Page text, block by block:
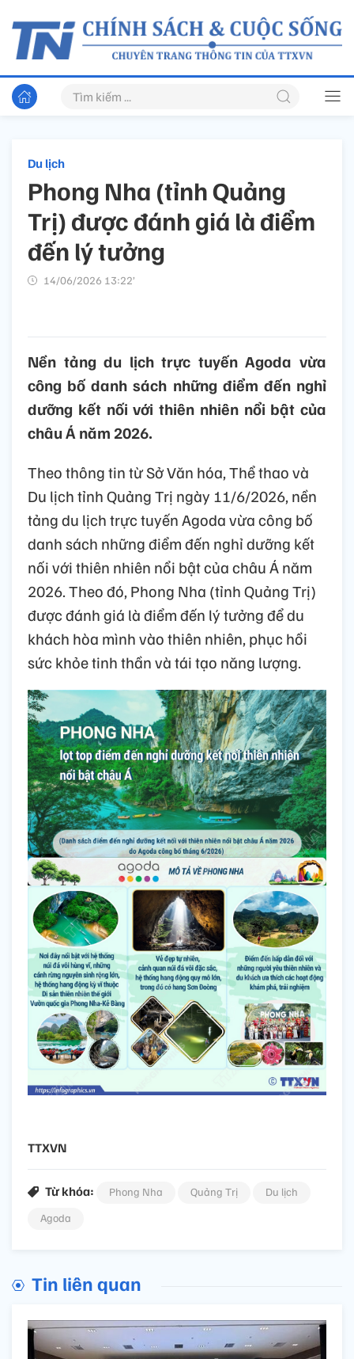
Du lịch
Phong Nha (tỉnh Quảng
Trị) được đánh giá là điểm
đến lý tưởng
14/06/2026 13:22’
Nền tảng du lịch trực tuyến Agoda vừa
công bố danh sách những điểm đến nghỉ
dưỡng kết nối với thiên nhiên nổi bật của
châu Á năm 2026.
Theo thông tin từ Sở Văn hóa, Thể thao và
Du lịch tỉnh Quảng Trị ngày 11/6/2026, nền
tảng du lịch trực tuyến Agoda vừa công bố
danh sách những điểm đến nghỉ dưỡng kết
nối với thiên nhiên nổi bật của châu Á năm
2026. Theo đó, Phong Nha (tỉnh Quảng Trị)
được đánh giá là điểm đến lý tưởng để du
khách hòa mình vào thiên nhiên, phục hồi
sức khỏe tinh thần và tái tạo năng lượng.
TTXVN
Từ khóa: Phong Nha Quảng Trị
Du lịch
Agoda
Tin liên quan